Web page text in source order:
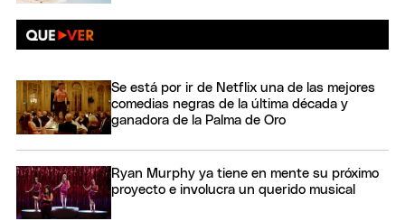
Se está por ir de Netflix una de las mejores
comedias negras de la última década y
ganadora de la Palma de Oro
Ryan Murphy ya tiene en mente su próximo
proyecto e involucra un querido musical